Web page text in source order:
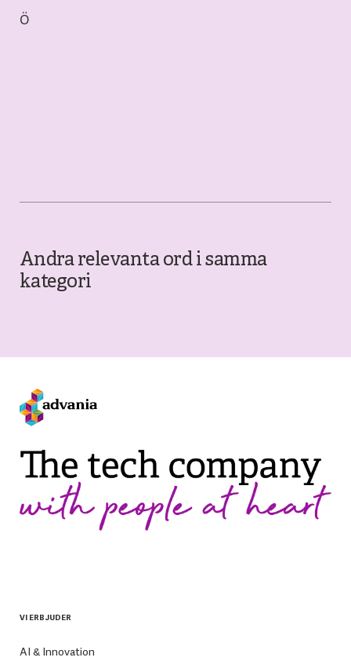
Ö
Andra relevanta ord i samma
kategori
VI ERBJUDER
AI & Innovation